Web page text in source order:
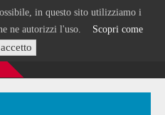
in questo sito utilizziamo i
ne autorizzi l'uso. Scopri come